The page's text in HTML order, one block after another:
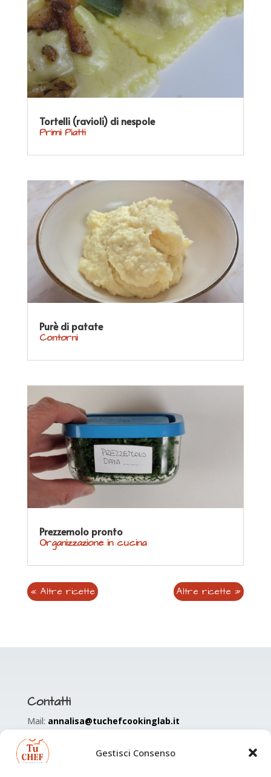
Gestisci Consenso
Tortelli (ravioli) di nespole
Primi Piatti
Purè di patate
Contorni
Prezzemolo pronto
Organizzazione in cucina
« Altre ricette Altre ricette »
Contatti
Mail: annalisa@tuchefcookinglab.it